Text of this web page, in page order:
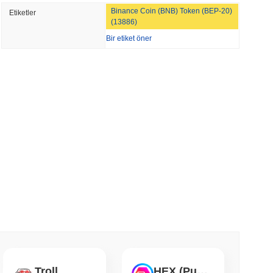
Yer Aldı, Q2 Büyümesi %1.5'e
Milyar Dolar Değerindeki Nakit Fonlarını
Etiketler
Binance Coin (BNB) Token (BEP-20)
(13886)
Bir etiket öner